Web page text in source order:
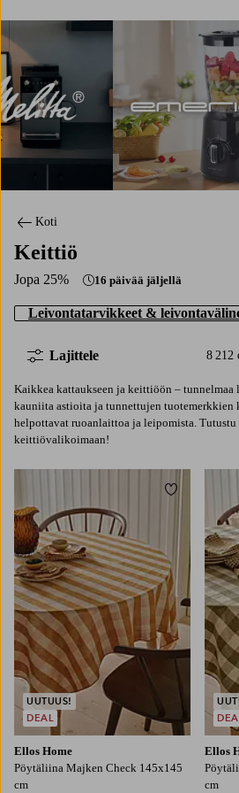
Shoppaile Emerio
Koti
Keittiö
Jopa 25% 16 päivää jäljellä
Leivontatarvikkeet &
8 212
Lajittele
Kaikkea kattaukseen ja keittiöön – tunnelmaa
kauniita astioita ja tunnettujen tuotemerkkien
helpottavat ruoanlaittoa ja leipomista. Tutustu
keittiövalikoimaan!
Ellos Home
Pöytäliina Majken Check 145x145
cm
UUTUUS!
DEAL
Lisää
Ellos
cm